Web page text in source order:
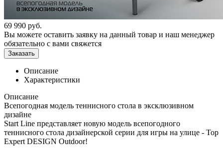
69 990 руб.
Вы можете оставить заявку на данный товар и наш менеджер
обязательно с вами свяжется
Заказать
Описание
Характеристики
Описание
Всепогодная модель теннисного стола в эксклюзивном
дизайне
Start Line представляет новую модель всепогодного
теннисного стола дизайнерской серии для игры на улице - Top
Expert DESIGN Outdoor!